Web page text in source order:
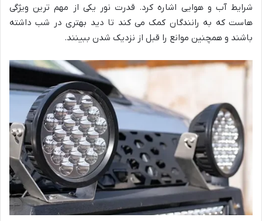
شرایط آب و هوایی اشاره کرد. قدرت نور یکی از مهم ترین ویژگی
هاست که به رانندگان کمک می کند تا دید بهتری در شب داشته
باشند و همچنین موانع را قبل از نزدیک شدن ببینند.